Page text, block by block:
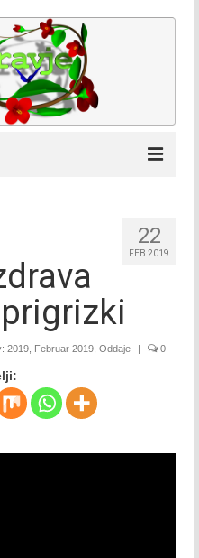
22
FEB 2019
2019 Februar 2019 Oddaje | 0